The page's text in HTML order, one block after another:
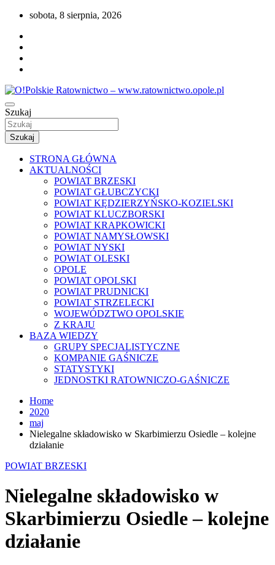
Przejdź
treści
sobota, 8 sierpnia, 2026
O!Polskie Ratownictwo –
www.ratownictwo.opole.pl
Portal opolskiego i polskiego ratownictwa.
Szukaj
Szukaj
STRONA GŁÓWNA
AKTUALNOŚCI
POWIAT BRZESKI
POWIAT GŁUBCZYCKI
POWIAT KĘDZIERZYŃSKO-KOZIELSKI
POWIAT KLUCZBORSKI
POWIAT KRAPKOWICKI
POWIAT NAMYSŁOWSKI
POWIAT NYSKI
POWIAT OLESKI
OPOLE
POWIAT OPOLSKI
POWIAT PRUDNICKI
POWIAT STRZELECKI
WOJEWÓDZTWO OPOLSKIE
Z KRAJU
BAZA WIEDZY
GRUPY SPECJALISTYCZNE
KOMPANIE GAŚNICZE
STATYSTYKI
JEDNOSTKI RATOWNICZO-GAŚNICZE
Home
2020
maj
Nielegalne składowisko w Skarbimierzu Osiedle – kolejne
działanie
POWIAT BRZESKI
Nielegalne składowisko w
Skarbimierzu Osiedle – kolejne
działanie